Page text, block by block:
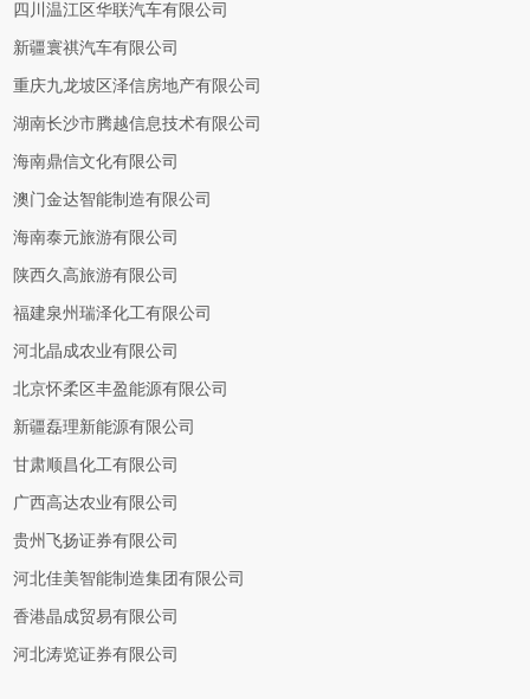
四川温江区华联汽车有限公司
新疆寰祺汽车有限公司
重庆九龙坡区泽信房地产有限公司
湖南长沙市腾越信息技术有限公司
海南鼎信文化有限公司
澳门金达智能制造有限公司
海南泰元旅游有限公司
陕西久高旅游有限公司
福建泉州瑞泽化工有限公司
河北晶成农业有限公司
北京怀柔区丰盈能源有限公司
新疆磊理新能源有限公司
甘肃顺昌化工有限公司
广西高达农业有限公司
贵州飞扬证券有限公司
河北佳美智能制造集团有限公司
香港晶成贸易有限公司
河北涛览证券有限公司